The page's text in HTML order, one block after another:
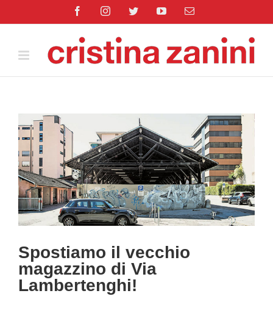
FacebookInstagramTwitterYouTubeEmail
Ingrandisci
immagine
Spostiamo il vecchio
magazzino di Via
Lambertenghi!